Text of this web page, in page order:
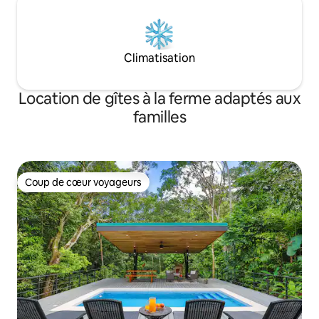
Climatisation
Location de gîtes à la ferme adaptés aux
familles
Coup de cœur voyageurs
Coup de cœur voyageurs